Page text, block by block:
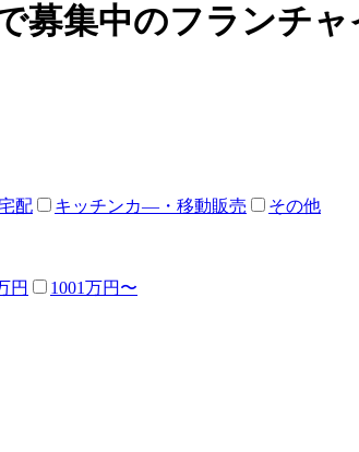
募集中のフランチ
配 キッチンカ―・移動販売 その他
円 1001万円〜